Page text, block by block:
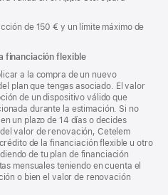
de 150 € y un límite máximo de
financiación flexible
a la compra de un nuevo
plan que tengas asociado. El valor
de un dispositivo válido que
durante la estimación. Si no
un plazo de 14 días o decides
valor de renovación, Cetelem
de la financiación flexible u otro
de tu plan de financiación
mensuales teniendo en cuenta el
o bien el valor de renovación